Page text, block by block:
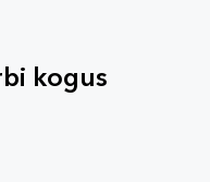
kogus